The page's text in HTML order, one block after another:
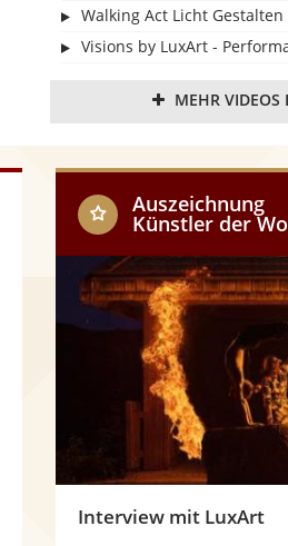
Walking Act Licht Gestalten bei
Visions by LuxArt -
Showreel LuxArt
Showreel LuxArt
Showreel Lichtershow 2023
Showreel Feuershow 2022-
Showreel LuxArt
Feuershow Impressionen:
"Reconnect" - Preisgekröntes
MEHR VIDEOS
Auszeichnung
Künstler der
Interview mit LuxArt